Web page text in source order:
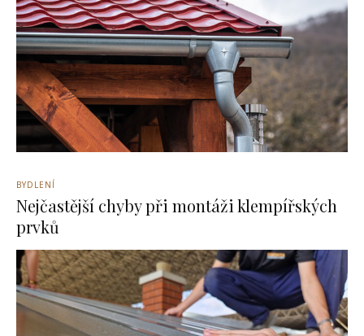
BYDLENÍ
Nejčastější chyby při montáži klempířských
prvků